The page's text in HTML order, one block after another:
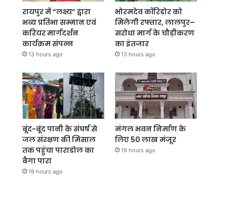
रायपुर में “लक्ष्य” द्वारा
भव्य प्रतिभा सम्मान एवं
करियर मार्गदर्शन
कार्यक्रम संपन्न
13 hours ago
भोरमदेव कॉरिडोर को
मिलेगी रफ्तार, लालपुर–
सरोधा मार्ग के चौड़ीकरण
का इंतजार
13 hours ago
बूंद-बूंद पानी के संघर्ष से
जल संरक्षण की मिसाल
तक पहुंचा पाराडोल का
बैगा पारा
19 hours ago
मंगल भवन निर्माण के
लिए 50 लाख मंजूर
19 hours ago